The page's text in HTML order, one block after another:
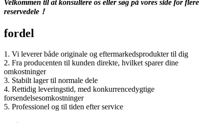
Velkommen til at konsultere os eller søg på vores side for flere
reservedele！
fordel
1. Vi leverer både originale og eftermarkedsprodukter til dig
2. Fra producenten til kunden direkte, hvilket sparer dine
omkostninger
3. Stabilt lager til normale dele
4. Rettidig leveringstid, med konkurrencedygtige
forsendelsesomkostninger
5. Professionel og til tiden efter service